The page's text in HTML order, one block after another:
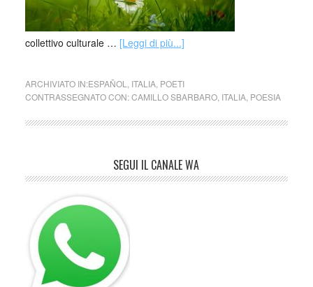
collettivo culturale … [Leggi di più...]
ARCHIVIATO IN:ESPAÑOL ITALIA, POETI
CONTRASSEGNATO CON:CAMILLO SBARBARO, ITALIA, POESIA
SEGUI IL CANALE WA